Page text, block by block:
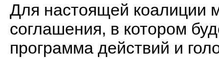
Для настоящей коалиции
соглашения, в котором
программа действий и